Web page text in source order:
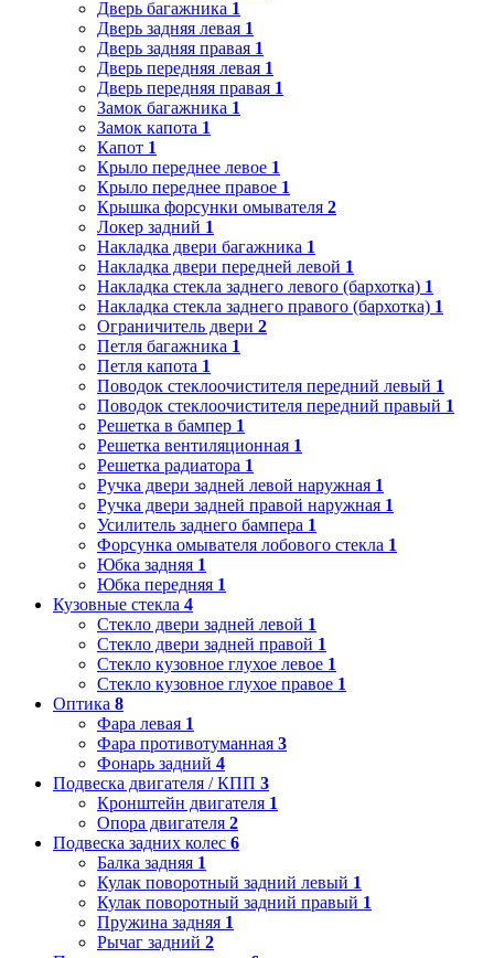
Дверь багажника 1
Дверь задняя левая 1
Дверь задняя правая 1
Дверь передняя левая 1
Дверь передняя правая 1
Замок багажника 1
Замок капота 1
Капот 1
Крыло переднее левое 1
Крыло переднее правое 1
Крышка форсунки омывателя 2
Локер задний 1
Накладка двери багажника 1
Накладка двери передней левой 1
Накладка стекла заднего левого (бархотка) 1
Накладка стекла заднего правого (бархотка) 1
Ограничитель двери 2
Петля багажника 1
Петля капота 1
Поводок стеклоочистителя передний левый 1
Поводок стеклоочистителя передний правый 1
Решетка в бампер 1
Решетка вентиляционная 1
Решетка радиатора 1
Ручка двери задней левой наружная 1
Ручка двери задней правой наружная 1
Усилитель заднего бампера 1
Форсунка омывателя лобового стекла 1
Юбка задняя 1
Юбка передняя 1
Кузовные стекла 4
Стекло двери задней левой 1
Стекло двери задней правой 1
Стекло кузовное глухое левое 1
Стекло кузовное глухое правое 1
Оптика 8
Фара левая 1
Фара противотуманная 3
Фонарь задний 4
Подвеска двигателя / КПП 3
Кронштейн двигателя 1
Опора двигателя 2
Подвеска задних колес 6
Балка задняя 1
Кулак поворотный задний левый 1
Кулак поворотный задний правый 1
Пружина задняя 1
Рычаг задний 2